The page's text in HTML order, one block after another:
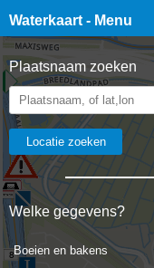
Waterkaart - Menu
Plaatsnaam zoeken
Welke gegevens?
Boeien en bakens
☰ Waterkaart Live
8